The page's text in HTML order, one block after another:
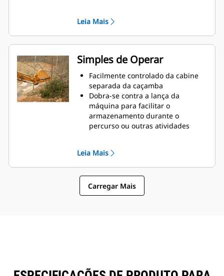
curvatura exclusiva do polegar e
as serrilhas nos dentes
Obtenha o melhor polegar para
suas tarefas. Com quatro
configurações de dentes, selecione
a melhor opção para agarrar
totalmente ou para posicionar a
lança durante o transporte.
Gerenciar várias acessórios de
uma frota é mais fácil com um
sistema acoplador. Os modelos de
de Engate Rápido Cat, permitindo
que máquinas de tamanhos
semelhantes compartilhem
polegares e outros acessórios.
Leia Mais
Simples de Operar
Facilmente controlado da cabine
separada da caçamba
Dobra-se contra a lança da
máquina para facilitar o
armazenamento durante o
percurso ou outras atividades
polegares uma opção de
propriedade e operação mais
simples e acessível do que as
garras
Leia Mais
Carregar Mais